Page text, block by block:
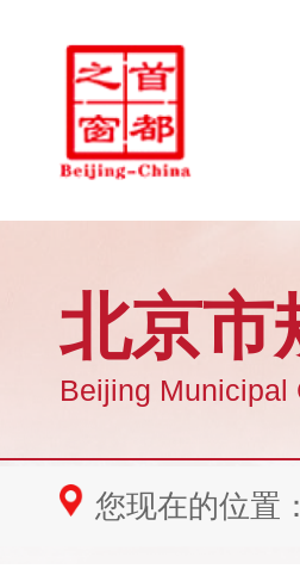
您现在的位置：